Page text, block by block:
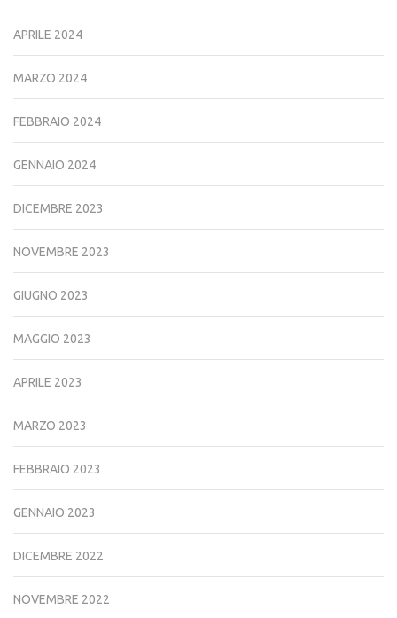
APRILE 2024
MARZO 2024
FEBBRAIO 2024
GENNAIO 2024
DICEMBRE 2023
NOVEMBRE 2023
GIUGNO 2023
MAGGIO 2023
APRILE 2023
MARZO 2023
FEBBRAIO 2023
GENNAIO 2023
DICEMBRE 2022
NOVEMBRE 2022